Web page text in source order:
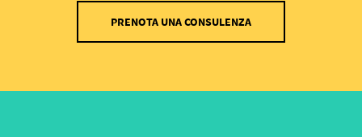
PRENOTA UNA CONSULENZA